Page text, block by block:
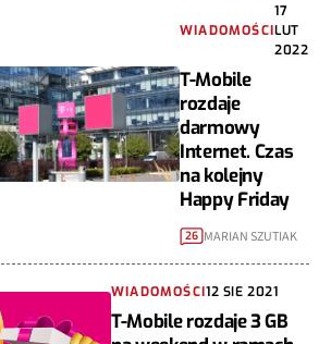
WIADOMOŚCI
17
LUT
2022
T-Mobile
rozdaje
darmowy
Internet. Czas
na kolejny
Happy Friday
26 MARIAN SZUTIAK
WIADOMOŚCI12 SIE 2021
T-Mobile rozdaje 3 GB